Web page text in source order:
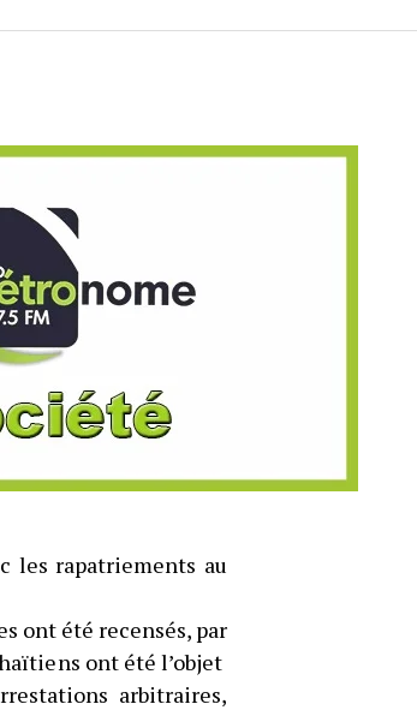
les rapatriements au
ont été recensés, par
ont été l’objet
arbitraires,